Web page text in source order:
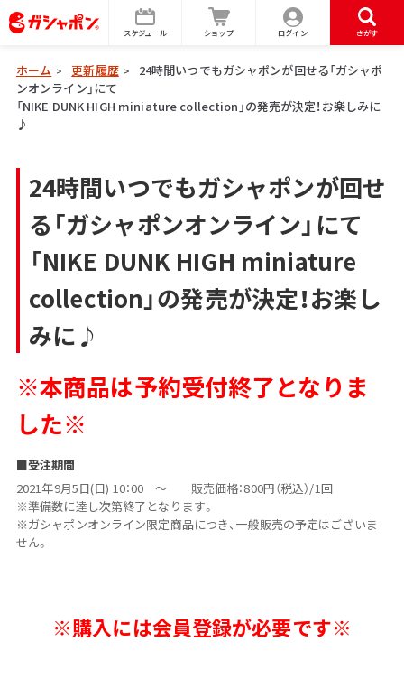
スケジュール ショップ ログイン さがす
ホーム > 更新履歴 >
24時間いつでもガシャポンが回せる「ガシャポ
ンオンライン」にて
「NIKE DUNK HIGH miniature collection」の発売が決定！お楽しみに
♪
24時間いつでもガシャポンが回せ
る「ガシャポンオンライン」にて
「NIKE DUNK HIGH miniature
collection」の発売が決定！お楽し
みに♪
※本商品は予約受付終了となりま
した※
■受注期間
2021年9月5日(日) 10：00 ～ 販売価格：800円（税込）/1回
※準備数に達し次第終了となります。
※ガシャポンオンライン限定商品につき、一般販売の予定はございま
せん。
※購入には会員登録が必要です※